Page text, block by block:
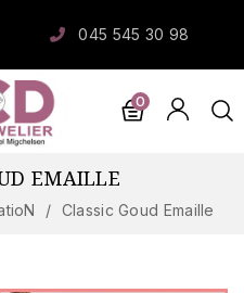
30 98
0
EMAILLE
Classic Goud Emaille